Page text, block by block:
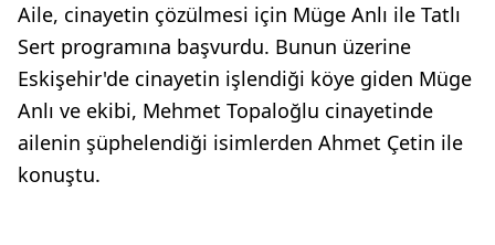
Aile, cinayetin çözülmesi için Müge Anlı ile Tatlı
Sert programına başvurdu. Bunun üzerine
Eskişehir'de cinayetin işlendiği köye giden Müge
Anlı ve ekibi, Mehmet Topaloğlu cinayetinde
ailenin şüphelendiği isimlerden Ahmet Çetin ile
konuştu.